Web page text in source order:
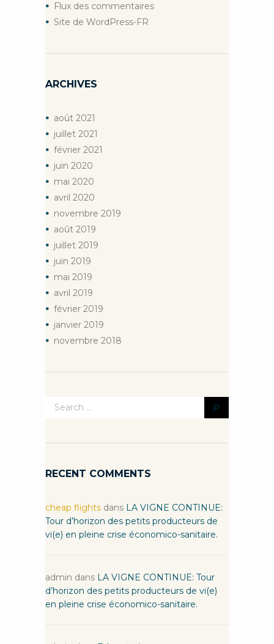
Flux des commentaires
Site de WordPress-FR
ARCHIVES
août 2021
juillet 2021
février 2021
juin 2020
mai 2020
avril 2020
novembre 2019
août 2019
juillet 2019
juin 2019
mai 2019
avril 2019
février 2019
janvier 2019
novembre 2018
RECENT COMMENTS
cheap flights dans LA VIGNE CONTINUE:
Tour d’horizon des petits producteurs de
vi(e) en pleine crise économico-sanitaire.
admin dans LA VIGNE CONTINUE: Tour
d’horizon des petits producteurs de vi(e)
en pleine crise économico-sanitaire.